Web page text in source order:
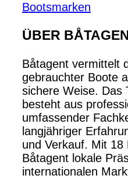
Bootsmarken
ÜBER
Båtagent vermittelt
gebrauchter Boote
sichere Weise. Das
besteht aus
umfassender
langjähriger
und Verkauf. Mit 18
Båtagent lokale
internationalen